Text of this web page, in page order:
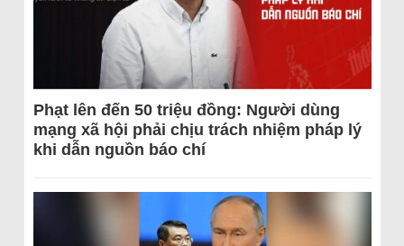
Phạt lên đến 50 triệu đồng: Người dùng
mạng xã hội phải chịu trách nhiệm pháp lý
khi dẫn nguồn báo chí